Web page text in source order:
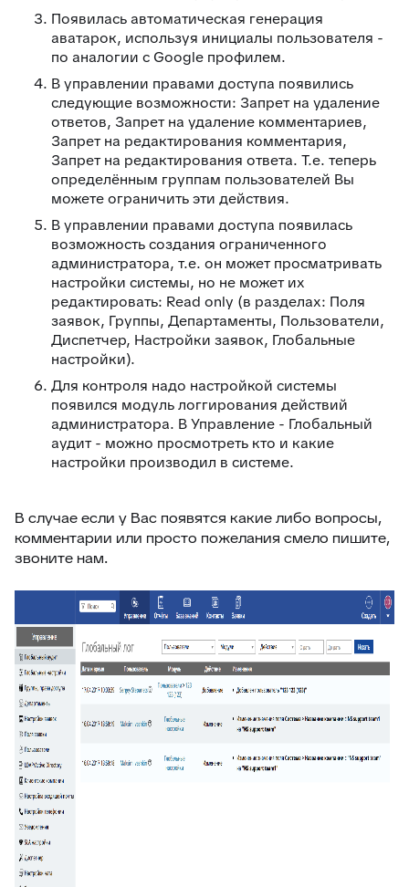
Появилась автоматическая генерация
аватарок, используя инициалы пользователя -
по аналогии с Google профилем.
В управлении правами доступа появились
следующие возможности: Запрет на удаление
ответов, Запрет на удаление комментариев,
Запрет на редактирования комментария,
Запрет на редактирования ответа. Т.е. теперь
определённым группам пользователей Вы
можете ограничить эти действия.
В управлении правами доступа появилась
возможность создания ограниченного
администратора, т.е. он может просматривать
настройки системы, но не может их
редактировать: Read only (в разделах: Поля
заявок, Группы, Департаменты, Пользователи,
Диспетчер, Настройки заявок, Глобальные
настройки).
Для контроля надо настройкой системы
появился модуль логгирования действий
администратора. В Управление - Глобальный
аудит - можно просмотреть кто и какие
настройки производил в системе.
В случае если у Вас появятся какие либо вопросы,
комментарии или просто пожелания смело пишите,
звоните нам.